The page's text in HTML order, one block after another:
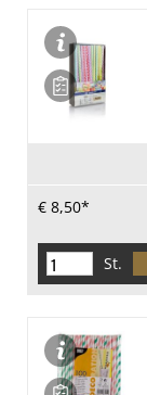
€ 8,50*
St.